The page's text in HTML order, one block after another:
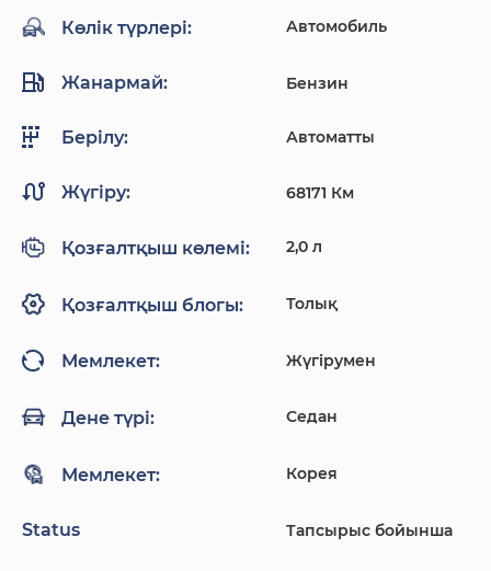
Көлік түрлері: Автомобиль
Жанармай: Бензин
Берілу: Автоматты
Жүгіру: 68171 Км
Қозғалтқыш көлемі: 2,0 л
Қозғалтқыш блогы: Толық
Мемлекет: Жүгірумен
Дене түрі: Седан
Мемлекет: Корея
Status Тапсырыс бойынша